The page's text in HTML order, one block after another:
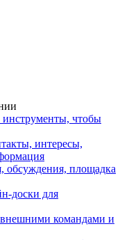
чтобы
интересы,
обсуждения, площадка
доски для
внешними командами и